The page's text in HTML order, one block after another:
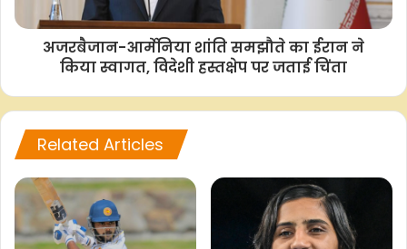
c
e
b
o
k
a
t
s
A
p
i
t
t
e
p
y
L
i
k
a
r
e
अजरबैजान-आर्मेनिया शांति समझौते का ईरान ने
किया स्वागत, विदेशी हस्तक्षेप पर जताई चिंता
Related Articles